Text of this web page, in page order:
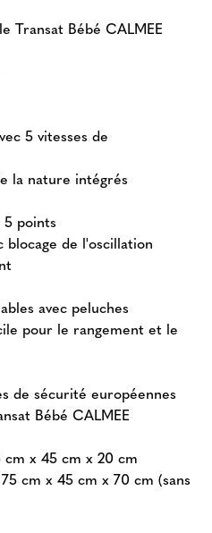
Transat Bébé CALMEE
5 vitesses de
la nature intégrés
points
blocage de l'oscillation
avec peluches
pour le rangement et le
de sécurité européennes
Bébé CALMEE
cm x 45 cm x 20 cm
cm x 45 cm x 70 cm (sans